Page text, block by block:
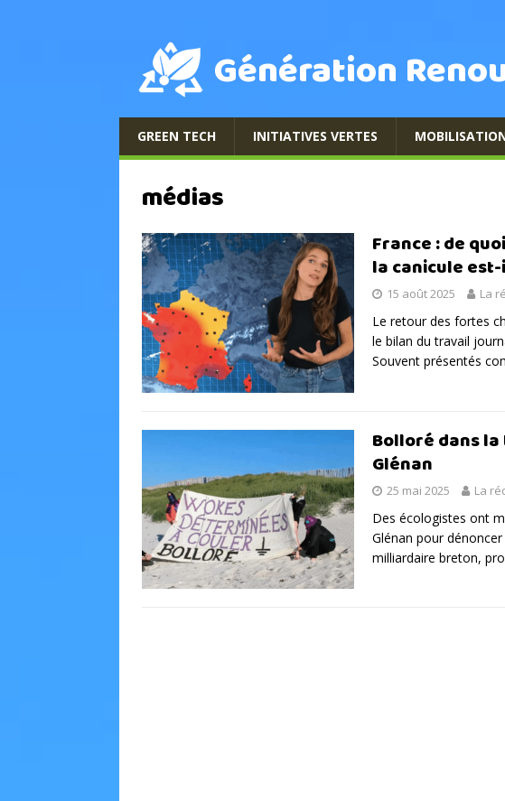
Génération
GREEN TECH INITIATIVES VERTES
médias
France : de
la canicule est-
15 août 2025 La
Le retour des fortes
le bilan du travail
Souvent présentés
Bolloré dans
Glénan
25 mai 2025 La
Des écologistes ont
Glénan pour
milliardaire breton,